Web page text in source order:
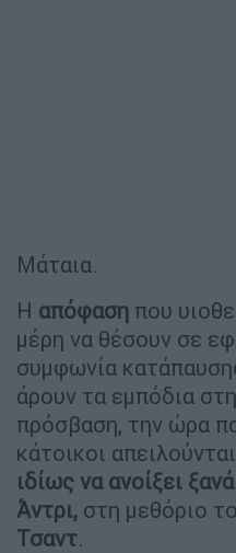
Μάταια.
Η απόφαση που
μέρη να θέσουν σε
συμφωνία
άρουν τα εμπόδια
πρόσβαση, την ώρα
κάτοικοι
ιδίως να ανοίξει
Άντρι, στη μεθόριο
Τσαντ.